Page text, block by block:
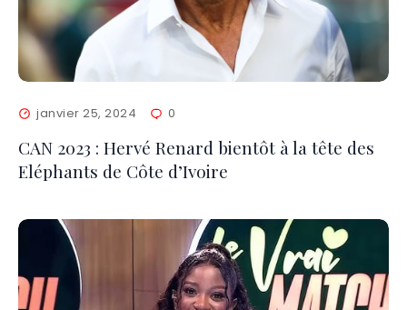
janvier 25, 2024 0
CAN 2023 : Hervé Renard bientôt à la tête des
Eléphants de Côte d’Ivoire